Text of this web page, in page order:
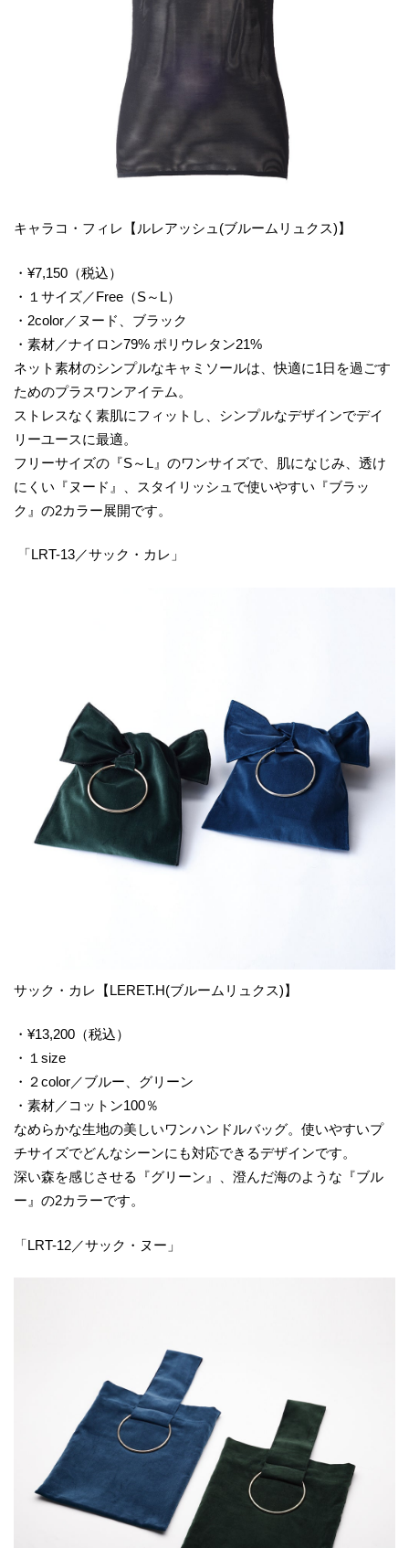
キャラコ・フィレ【ルレアッシュ(ブルームリュクス)】
・¥7,150（税込）
・１サイズ／Free（S～L）
・2color／ヌード、ブラック
・素材／ナイロン79% ポリウレタン21%
ネット素材のシンプルなキャミソールは、快適に1日を過ごす
ためのプラスワンアイテム。
ストレスなく素肌にフィットし、シンプルなデザインでデイ
リーユースに最適。
フリーサイズの『S～L』のワンサイズで、肌になじみ、透け
にくい『ヌード』、スタイリッシュで使いやすい『ブラッ
ク』の2カラー展開です。
「LRT-13／サック・カレ」
サック・カレ【LERET.H(ブルームリュクス)】
・¥13,200（税込）
・１size
・２color／ブルー、グリーン
・素材／コットン100％
なめらかな生地の美しいワンハンドルバッグ。使いやすいプ
チサイズでどんなシーンにも対応できるデザインです。
深い森を感じさせる『グリーン』、澄んだ海のような『ブル
ー』の2カラーです。
「LRT-12／サック・ヌー」